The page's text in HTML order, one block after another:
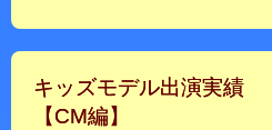
キッズモデル出演実績
【CM編】